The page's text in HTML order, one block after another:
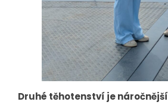
Druhé těhotenství je náročnější